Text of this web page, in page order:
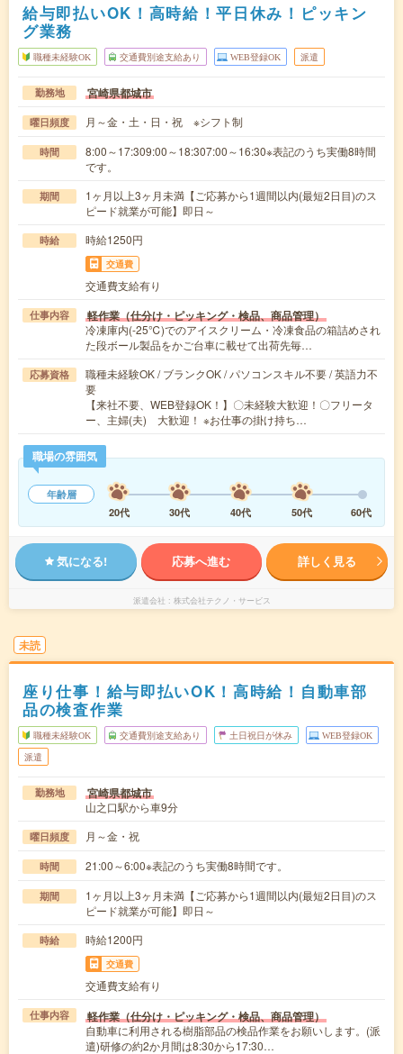
給与即払いOK！高時給！平日休み！ピッキン
グ業務
職種未経験OK 交通費別途支給あり WEB登録OK 派遣
勤務地 宮崎県都城市
曜日頻度 月～金・土・日・祝 ※シフト制
時間
8:00～17:309:00～18:307:00～16:30※表記のうち実働8時間
です。
期間
1ヶ月以上3ヶ月未満【ご応募から1週間以内(最短2日目)のス
ピード就業が可能】即日～
時給 時給1250円
交通費
交通費支給有り
仕事内容 軽作業（仕分け・ピッキング・検品、商品管理）
冷凍庫内(-25℃)でのアイスクリーム・冷凍食品の箱詰めされ
た段ボール製品をかご台車に載せて出荷先毎…
応募資格
職種未経験OK / ブランクOK / パソコンスキル不要 / 英語力不
要
【来社不要、WEB登録OK！】〇未経験大歓迎！〇フリータ
ー、主婦(夫) 大歓迎！ ※お仕事の掛け持ち…
職場の雰囲気
年齢層
20代
30代 40代 50代 60代
気になる! 応募へ進む 詳しく見る
派遣会社 株式会社テクノ・サービス
未読
座り仕事！給与即払いOK！高時給！自動車部
品の検査作業
職種未経験OK 交通費別途支給あり 土日祝日が休み WEB登録OK
派遣
勤務地 宮崎県都城市
山之口駅から車9分
曜日頻度 月～金・祝
時間 21:00～6:00※表記のうち実働8時間です。
期間
1ヶ月以上3ヶ月未満【ご応募から1週間以内(最短2日目)のス
ピード就業が可能】即日～
時給 時給1200円
交通費
交通費支給有り
仕事内容 軽作業（仕分け・ピッキング・検品、商品管理）
自動車に利用される樹脂部品の検品作業をお願いします。(派
遣)研修の約2か月間は8:30から17:30…